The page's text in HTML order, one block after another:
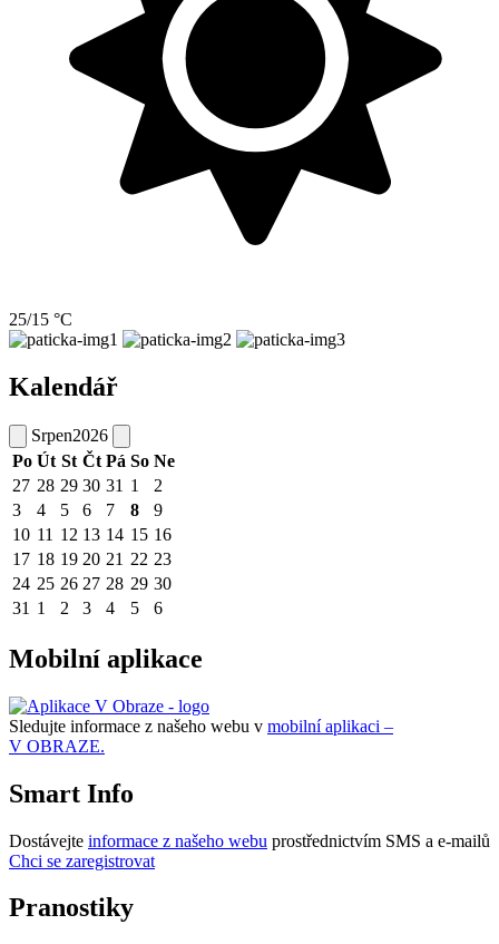
25/15 °C
Kalendář
Srpen2026
Po Út St Čt Pá So Ne
27 28 29 30 31 1
2
3
4 5 6 7 8
9
10 11 12 13 14 15 16
17 18 19 20 21 22 23
24 25 26 27 28 29 30
31 1 2 3 4 5 6
Mobilní aplikace
Sledujte informace z našeho webu v mobilní aplikaci –
V OBRAZE.
Smart Info
Dostávejte informace z našeho webu prostřednictvím SMS a e-mailů
Chci se zaregistrovat
Pranostiky